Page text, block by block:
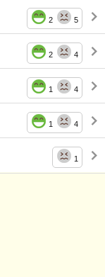
2 5
2 4
1 4
1 4
1